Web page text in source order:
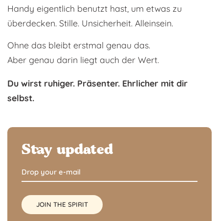
Handy eigentlich benutzt hast, um etwas zu
überdecken. Stille. Unsicherheit. Alleinsein.
Ohne das bleibt erstmal genau das.
Aber genau darin liegt auch der Wert.
Du wirst ruhiger. Präsenter. Ehrlicher mit dir
selbst.
Stay updated